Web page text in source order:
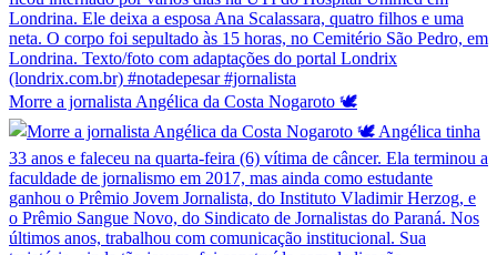
Morre a jornalista Angélica da Costa Nogaroto 🕊️